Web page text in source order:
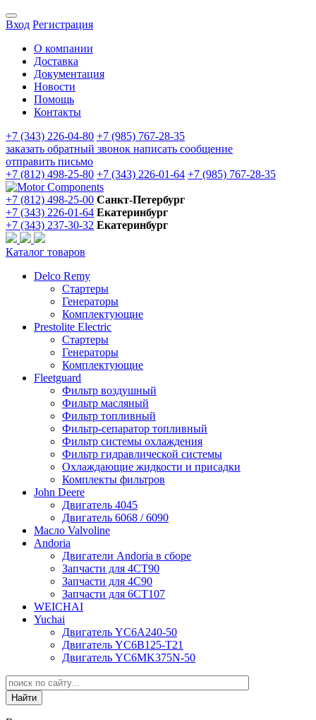
Вход Регистрация
О компании
Доставка
Документация
Новости
Помощь
Контакты
+7 (343) 226-04-80 +7 (985) 767-28-35
заказать обратный звонок написать сообщение
отправить письмо
+7 (812) 498-25-80 +7 (343) 226-01-64 +7 (985) 767-28-35
+7 (812) 498-25-00 Санкт-Петербург
+7 (343) 226-01-64 Екатеринбург
+7 (343) 237-30-32 Екатеринбург
Каталог товаров
Delco Remy
Стартеры
Генераторы
Комплектующие
Prestolite Electric
Стартеры
Генераторы
Комплектующие
Fleetguard
Фильтр воздушный
Фильтр масляный
Фильтр топливный
Фильтр-сепаратор топливный
Фильтр системы охлаждения
Фильтр гидравлической системы
Охлаждающие жидкости и присадки
Комплекты фильтров
John Deere
Двигатель 4045
Двигатель 6068 / 6090
Масло Valvoline
Andoria
Двигатели Andoria в сборе
Запчасти для 4CT90
Запчасти для 4С90
Запчасти для 6CT107
WEICHAI
Yuchai
Двигатель YC6A240-50
Двигатель YC6B125-T21
Двигатель YC6MK375N-50